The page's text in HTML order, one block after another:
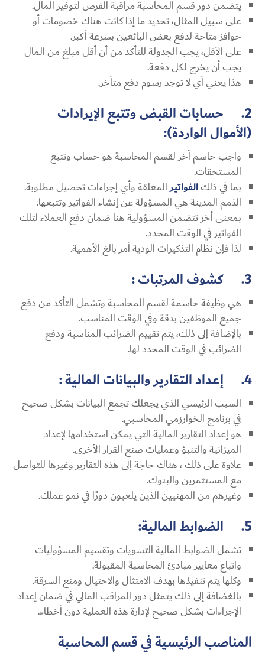
يتضمن دور قسم المحاسبة مراقبة الفرص لتوفير المال.
على سبيل المثال، تحديد ما إذا كانت هناك خصومات أو
حوافز متاحة لدفع بعض البائعين بسرعة أكبر.
على الأقل، يجب الجدولة للتأكد من أن أقل مبلغ من المال
يجب أن يخرج لكل دفعة.
هذا يعني أي لا توجد رسوم دفع متأخر.
2. حسابات القبض وتتبع الإيرادات
(الأموال الواردة):
واجب حاسم آخر لقسم المحاسبة هو حساب وتتبع
المستحقات.
بما في ذلكالفواتيرالمعلقة وأي إجراءات تحصيل مطلوبة.
الذمم المدينة هي المسؤولة عن إنشاء الفواتير وتتبعها.
بمعنى أخر تتضمن المسؤولية هنا ضمان دفع العملاء لتلك
الفواتير في الوقت المحدد.
لذا فإن نظام التذكيرات الودية أمر بالغ الأهمية.
3. كشوف المرتبات :
هي وظيفة حاسمة لقسم المحاسبة وتشمل التأكد من دفع
جميع الموظفين بدقة وفي الوقت المناسب.
بالإضافة إلى ذلك، يتم تقييم الضرائب المناسبة ودفع
الضرائب في الوقت المحدد لها.
4. إعداد التقارير والبيانات المالية :
السبب الرئيسي الذي يجعلك تجمع البيانات بشكل صحيح
في برنامج الخوارزمي المحاسبي.
هو إعداد التقارير المالية التي يمكن استخدامها لإعداد
الميزانية والتنبؤ وعمليات صنع القرار الأخرى.
علاوة على ذلك ، هناك حاجة إلى هذه التقارير وغيرها للتواصل
مع المستثمرين والبنوك.
وغيرهم من المهنيين الذين يلعبون دورًا في نمو عملك.
5. الضوابط المالية:
تشمل الضوابط المالية التسويات وتقسيم المسؤوليات
واتباع معايير مبادئ المحاسبة المقبولة.
وكلها يتم تنفيذها بهدف الامتثال والاحتيال ومنع السرقة.
بالغضافة إلى ذلك يتمثل دور المراقب المالي في ضمان إعداد
الإجراءات بشكل صحيح لإدارة هذه العملية دون أخطاء.
المناصب الرئيسية في قسم المحاسبة